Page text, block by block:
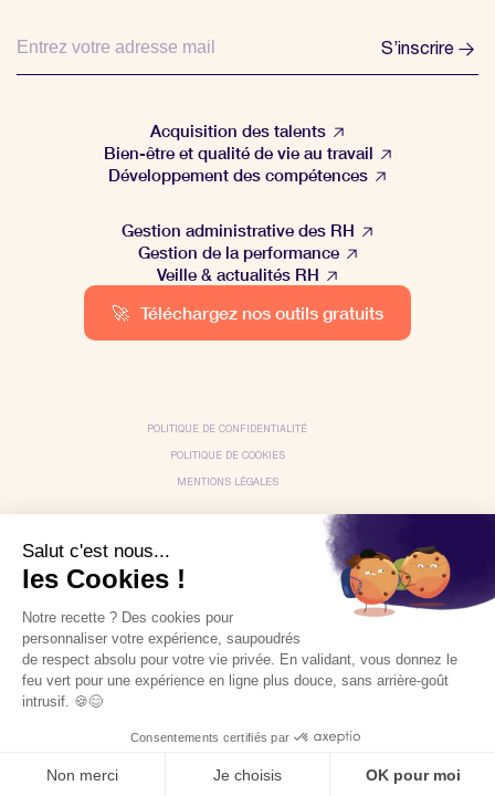
S’inscrire
Acquisition des talents
Bien-être et qualité de vie au travail
Développement des compétences
Gestion administrative des RH
Gestion de la performance
Veille & actualités RH
🚀 Téléchargez nos outils gratuits
POLITIQUE DE CONFIDENTIALITÉ
POLITIQUE DE COOKIES
MENTIONS LÉGALES